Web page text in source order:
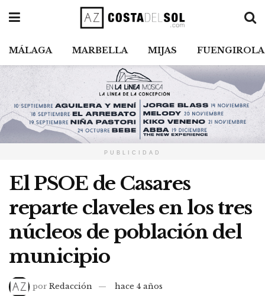
MÁLAGA MARBELLA MIJAS FUENGIROLA
PUBLICIDAD
El PSOE de Casares
reparte claveles en los tres
núcleos de población del
municipio
por Redacción
hace 4 años